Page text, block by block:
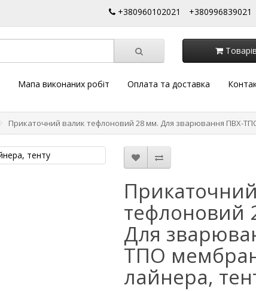
+380960102021 +380996839021
Мапа виконаних робіт Оплата та доставка
Прикаточний валик тефлоновий 28 мм. Для зварювання ПВХ-
тефлоновий
Для
ТПО
лайнера,